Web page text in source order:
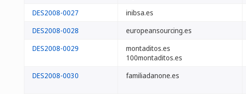
DES2008-0027 inibsa.es
DES2008-0028
europeansourcing.es
DES2008-0029
montaditos.es
100montaditos.es
DES2008-0030 familiadanone.es